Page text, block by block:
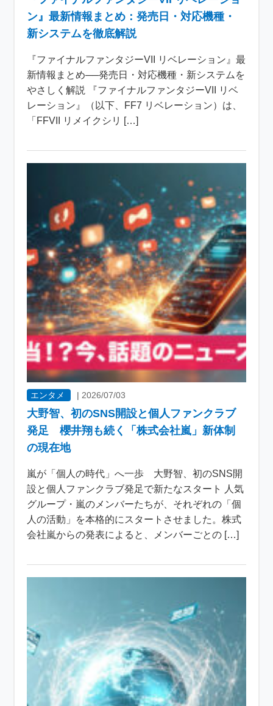
ン』最新情報まとめ：発売日・対応機種・
新システムを徹底解説
『ファイナルファンタジーVII リベレーション』最
新情報まとめ──発売日・対応機種・新システムを
やさしく解説 『ファイナルファンタジーVII リベ
レーション』（以下、FF7 リベレーション）は、
「FFVII リメイクシリ […]
エンタメ |2026/07/03
大野智、初のSNS開設と個人ファンクラブ
発足 櫻井翔も続く「株式会社嵐」新体制
の現在地
嵐が「個人の時代」へ一歩 大野智、初のSNS開
設と個人ファンクラブ発足で新たなスタート 人気
グループ・嵐のメンバーたちが、それぞれの「個
人の活動」を本格的にスタートさせました。株式
会社嵐からの発表によると、メンバーごとの […]